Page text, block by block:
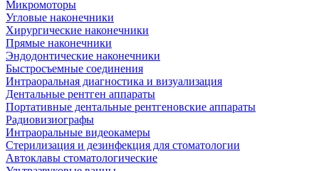
Микромоторы
Угловые наконечники
Хирургические наконечники
Прямые наконечники
Эндодонтические наконечники
Быстросъемные соединения
Интраоральная диагностика и визуализация
Дентальные рентген аппараты
Портативные дентальные рентгеновские аппараты
Радиовизиографы
Интраоральные видеокамеры
Стерилизация и дезинфекция для стоматологии
Автоклавы стоматологические